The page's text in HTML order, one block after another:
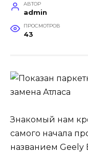
АВТОР
admin
ПРОСМОТРОВ
43
Знакомый нам
самого начала
названием